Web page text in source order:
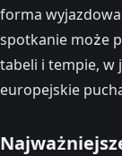
forma
spotkanie może
tabeli i tempie, w
europejskie